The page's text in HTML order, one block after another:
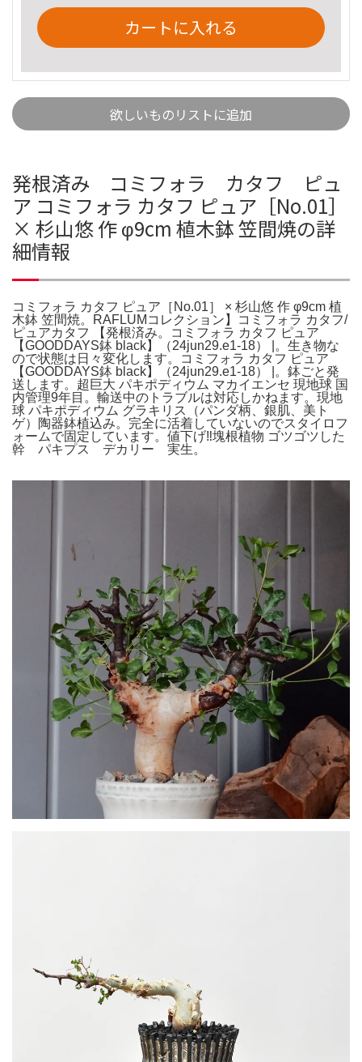
カートに入れる
欲しいものリストに追加
発根済み コミフォラ カタフ ピュ
ア コミフォラ カタフ ピュア［No.01］
× 杉山悠 作 φ9cm 植木鉢 笠間焼の詳
細情報
コミフォラ カタフ ピュア［No.01］ × 杉山悠 作 φ9cm 植
木鉢 笠間焼。RAFLUMコレクション】コミフォラ カタフ/
ピュアカタフ 【発根済み。コミフォラ カタフ ピュア
【GOODDAYS鉢 black】（24jun29.e1-18） |。生き物な
ので状態は日々変化します。コミフォラ カタフ ピュア
【GOODDAYS鉢 black】（24jun29.e1-18） |。鉢ごと発
送します。超巨大 パキポディウム マカイエンセ 現地球 国
内管理9年目。輸送中のトラブルは対応しかねます。現地
球 パキポディウム グラキリス（パンダ柄、銀肌、美ト
ゲ）陶器鉢植込み。完全に活着していないのでスタイロフ
ォームで固定しています。値下げ‼️塊根植物 ゴツゴツした
幹 パキプス デカリー 実生。